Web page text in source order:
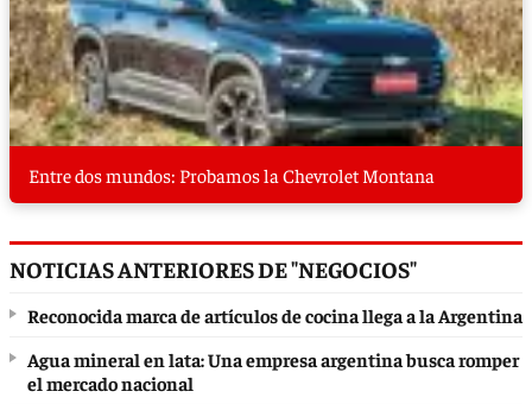
Entre dos mundos: Probamos la Chevrolet Montana
NOTICIAS ANTERIORES DE "NEGOCIOS"
Reconocida marca de artículos de cocina llega a la Argentina
Agua mineral en lata: Una empresa argentina busca romper
el mercado nacional